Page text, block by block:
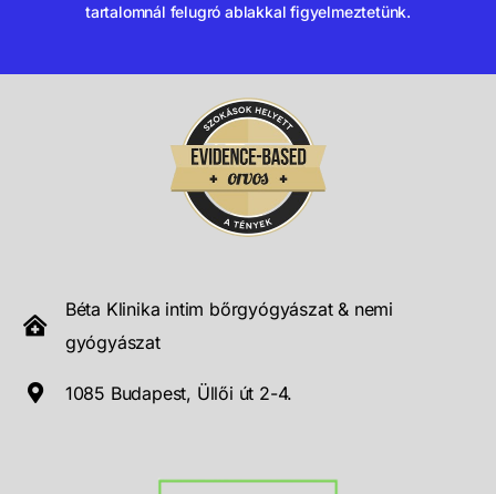
tartalomnál felugró ablakkal figyelmeztetünk.
Béta Klinika intim bőrgyógyászat & nemi
gyógyászat
1085 Budapest, Üllői út 2-4.